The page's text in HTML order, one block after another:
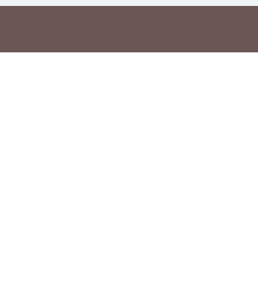
Troba'ns a les Xarxes